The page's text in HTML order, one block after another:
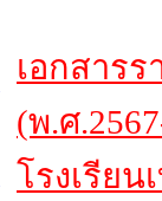
เอกสาร
(พ.ศ
โรงเรีย